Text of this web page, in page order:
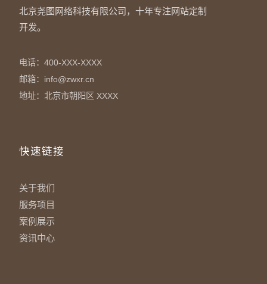
北京尧图网络科技有限公司，十年专注网站定制
开发。
电话：400-XXX-XXXX
邮箱：info@zwxr.cn
地址：北京市朝阳区 XXXX
快速链接
关于我们
服务项目
案例展示
资讯中心